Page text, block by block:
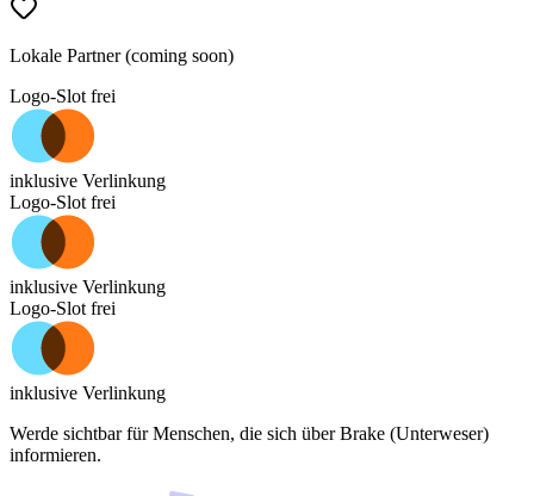
Lokale Partner (coming soon)
Logo-Slot frei
inklusive Verlinkung
Logo-Slot frei
inklusive Verlinkung
Logo-Slot frei
inklusive Verlinkung
Werde sichtbar für Menschen, die sich überBrake (Unterweser)
informieren.